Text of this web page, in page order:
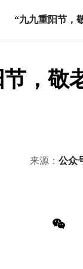
“九九重阳节，
节，
来源： 公众